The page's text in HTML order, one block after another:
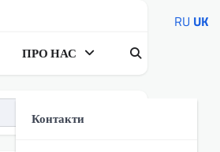
ПРО НАС
Контакти
RU UK